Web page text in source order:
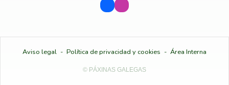
Aviso legal - Política de privacidad y cookies - Área Interna
© PÁXINAS GALEGAS